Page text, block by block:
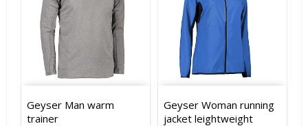
Geyser Man warm
trainer
Geyser Woman running
jacket leightweight